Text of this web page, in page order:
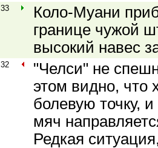
33
Коло-Муани
границе чужой
высокий навес
32
"Челси" не
этом видно, что
болевую точку,
мяч
Редкая